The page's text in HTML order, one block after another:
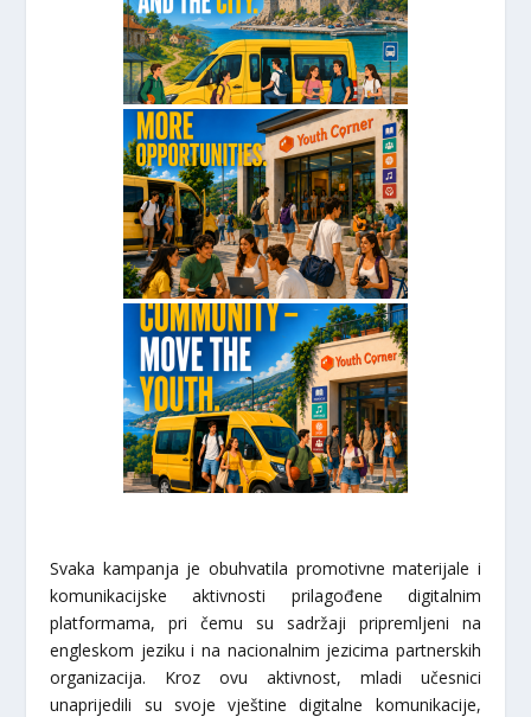
Svaka kampanja je obuhvatila promotivne materijale i
komunikacijske aktivnosti prilagođene digitalnim
platformama, pri čemu su sadržaji pripremljeni na
engleskom jeziku i na nacionalnim jezicima partnerskih
organizacija. Kroz ovu aktivnost, mladi učesnici
unaprijedili su svoje vještine digitalne komunikacije,